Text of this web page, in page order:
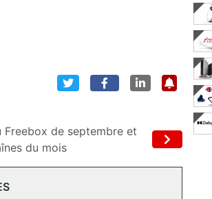
Freebox de septembre et
du mois